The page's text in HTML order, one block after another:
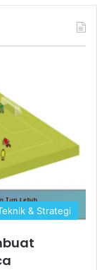
& Strategi